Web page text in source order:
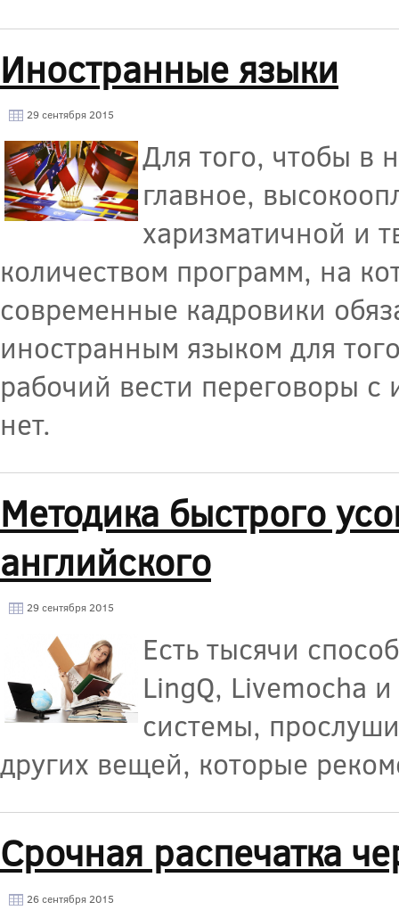
Иностранные языки
29 сентября 2015
Для того, чтобы в
главное,
харизматичной и
количеством программ, на
современные кадровики
иностранным языком для
рабочий вести переговоры
нет.
Методика быстрого
английского
29 сентября 2015
Есть тысячи
LingQ, Livemocha
системы,
других вещей, которые
Срочная распечатка
26 сентября 2015